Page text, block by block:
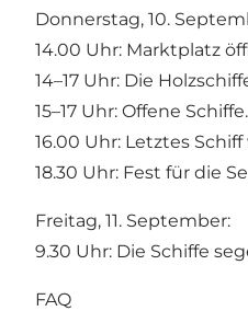
Donnerstag, 10.
14.00 Uhr: Marktplatz
14–17 Uhr: Die
15–17 Uhr: Offene Schiffe.
16.00 Uhr: Letztes
18.30 Uhr: Fest für die
Freitag, 11. September:
9.30 Uhr: Die Schiffe
FAQ